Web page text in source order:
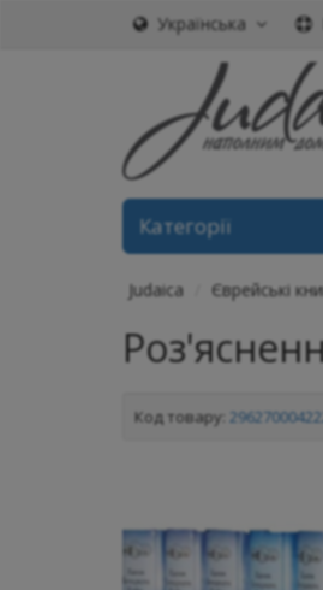
Українська
Категорії
Judaica Єврейські
Код товару: